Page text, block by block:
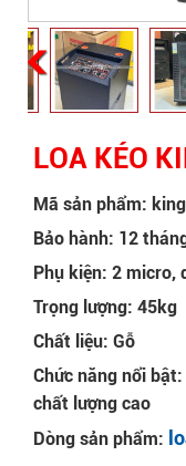
LOA KÉO
Mã sản phẩm:
Bảo hành: 12
Phụ kiện: 2 micro,
Trọng lượng: 45kg
Chất liệu: Gỗ
Chức năng nổi
chất lượng cao
Dòng sản phẩm: